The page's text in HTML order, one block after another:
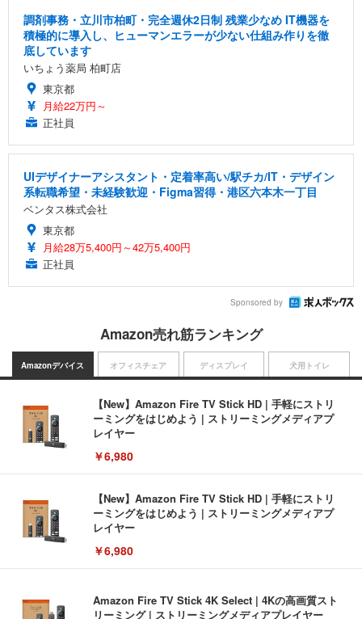
調剤事務・立川市柏町・完全週休2日制 残業少なめ IT機器を
積極的に導入し、ヒューマンエラーが少ない仕組み作りを徹
底しています
いちょう薬局 柏町店
東京都
月給22万円～
正社員
UIデザイナーアシスタント・定着率高い/駅チカ/IT・デザイン
系転職希望・未経験歓迎・Figma習得・港区六本木一丁目
ベンタス株式会社
東京都
月給28万5,400円～42万5,400円
正社員
Sponsored by
Amazon売れ筋ランキング
Amazonデバイス
【New】Amazon Fire TV Stick HD | 手軽にストリ
ーミングをはじめよう | ストリーミングメディアプ
レイヤー
￥6,980
【New】Amazon Fire TV Stick HD | 手軽にストリ
ーミングをはじめよう | ストリーミングメディアプ
レイヤー
￥6,980
Amazon Fire TV Stick 4K Select | 4Kの高画質スト
リーミング | ストリーミングメディアプレイヤー
オフィスチェア ディスプレイ 犬用トイレ